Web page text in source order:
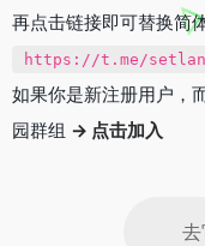
再点击链接即可替换简
https://t.me/
如果你是新注册用户，
园群组 → 点击加入